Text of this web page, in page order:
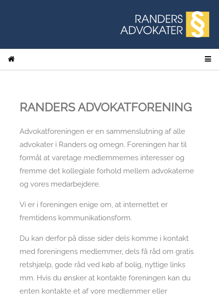
RANDERS ADVOKATFORENING
Advokatforeningen er en sammenslutning af alle
advokater i Randers og omegn. Foreningen har til
formål at varetage medlemmernes interesser og
fremme det kollegiale forhold mellem advokaterne
og vores medarbejdere.
Vi er i foreningen enige om, at internettet er
fremtidens kommunikationsform.
Du kan derfor på disse sider dels komme i kontakt
med foreningens medlemmer, dels få råd om gratis
retshjælp, gode råd ved køb af bolig, nyttige links
mm. Hvis du ønsker at kontakte foreningen kan du
enten kontakte et af vore medlemmer eller